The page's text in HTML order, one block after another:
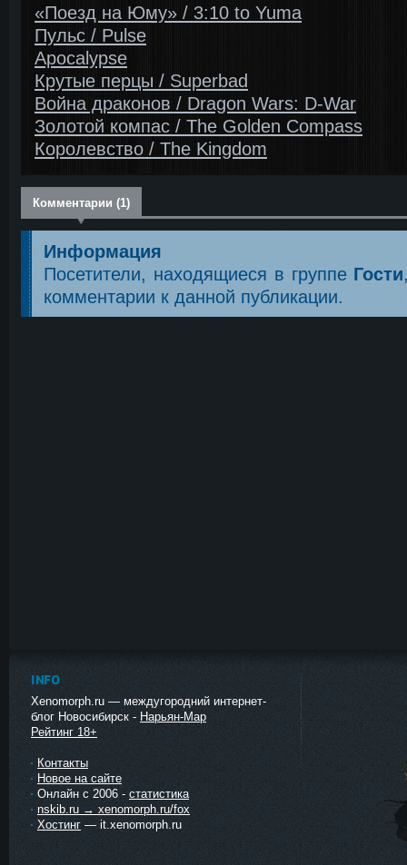
«Поезд на Юму» / 3:10 to Yuma
Пульс / Pulse
Apocalypse
Крутые перцы / Superbad
Война драконов / Dragon Wars: D-War
Золотой компас / The Golden Compass
Королевство / The Kingdom
Комментарии (1)
Информация
Посетители, находящиеся в группе Гости
комментарии к данной публикации.
INFO
Xenomorph.ru — междугородний интернет-
блог Новосибирск - Нарьян-Мар
Рейтинг 18+
Контакты
Новое на сайте
Онлайн с 2006 - статистика
nskib.ru → xenomorph.ru/fox
Хостинг — it.xenomorph.ru